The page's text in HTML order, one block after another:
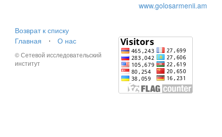
www.golosarmenii.am
Возврат к списку
Главная
⋅ О нас
© Сетевой исследовательский
институт